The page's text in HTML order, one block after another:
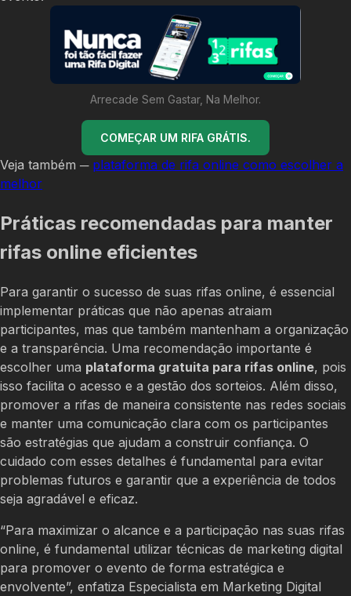
Arrecade Sem Gastar, Na Melhor.
COMEÇAR UM RIFA GRÁTIS.
Veja também ─ plataforma de rifa online como escolher a
melhor
Práticas recomendadas para manter
rifas online eficientes
Para garantir o sucesso de suas rifas online, é essencial
implementar práticas que não apenas atraiam
participantes, mas que também mantenham a organização
e a transparência. Uma recomendação importante é
escolher uma plataforma gratuita para rifas online, pois
isso facilita o acesso e a gestão dos sorteios. Além disso,
promover a rifas de maneira consistente nas redes sociais
e manter uma comunicação clara com os participantes
são estratégias que ajudam a construir confiança. O
cuidado com esses detalhes é fundamental para evitar
problemas futuros e garantir que a experiência de todos
seja agradável e eficaz.
“Para maximizar o alcance e a participação nas suas rifas
online, é fundamental utilizar técnicas de marketing digital
para promover o evento de forma estratégica e
envolvente”, enfatiza Especialista em Marketing Digital